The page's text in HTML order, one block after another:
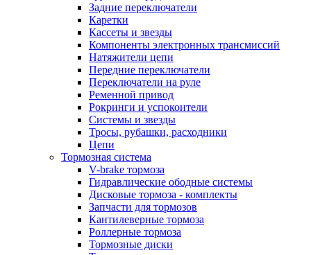
Задние переключатели
Каретки
Кассеты и звезды
Компоненты электронных трансмиссий
Натяжители цепи
Передние переключатели
Переключатели на руле
Ременной привод
Рокринги и успокоители
Системы и звезды
Тросы, рубашки, расходники
Цепи
Тормозная система
V-brake тормоза
Гидравлические ободные системы
Дисковые тормоза - комплекты
Запчасти для тормозов
Кантилеверные тормоза
Роллерные тормоза
Тормозные диски